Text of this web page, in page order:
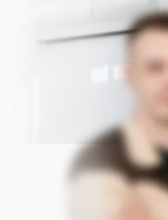
Опишите задачу
Прикрепить фото (до 5 шт.)
точнее оценить задачу)